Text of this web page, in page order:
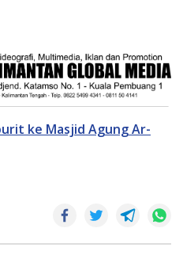
ke Masjid Agung Ar-